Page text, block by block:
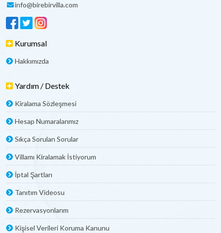
info@birebirvilla.com
Kurumsal
Hakkımızda
Yardım / Destek
Kiralama Sözleşmesi
Hesap Numaralarımız
Sıkça Sorulan Sorular
Villamı Kiralamak İstiyorum
İptal Şartları
Tanıtım Videosu
Rezervasyonlarım
Kişisel Verileri Koruma Kanunu